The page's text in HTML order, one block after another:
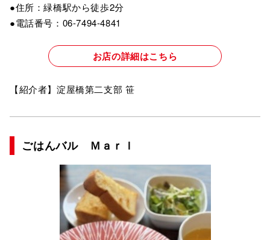
●住所：緑橋駅から徒歩2分
●電話番号：06-7494-4841
お店の詳細はこちら
【紹介者】淀屋橋第二支部 笹
ごはんバル Ｍａｒｌ